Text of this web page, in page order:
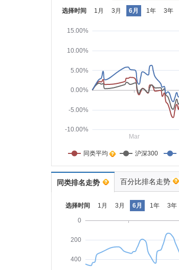
选择时间 1月 3月 6月 1年 3年
-10.00%
-5.00%
0.00%
5.00%
10.00%
15.00%
Mar
同类平均 沪深300
同类排名走势 百分比排名走势
选择时间 1月 3月 6月 1年 3年
0
200
400